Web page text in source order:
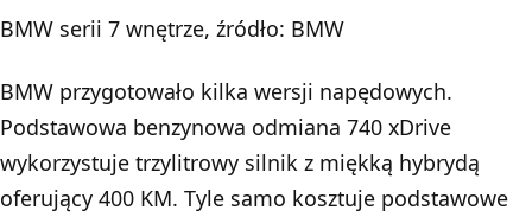
BMW serii 7 wnętrze, źródło: BMW
BMW przygotowało kilka wersji napędowych.
Podstawowa benzynowa odmiana 740 xDrive
wykorzystuje trzylitrowy silnik z miękką hybrydą
oferujący 400 KM. Tyle samo kosztuje podstawowe